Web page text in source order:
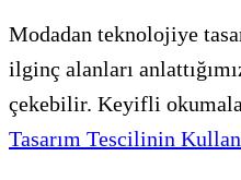
Modadan teknolojiye
ilginç alanları
çekebilir. Keyifli
Tasarım Tescilinin